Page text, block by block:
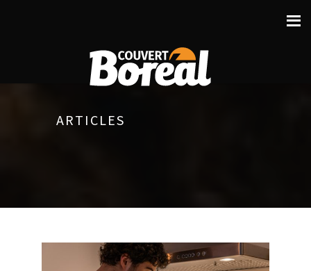
ARTICLES